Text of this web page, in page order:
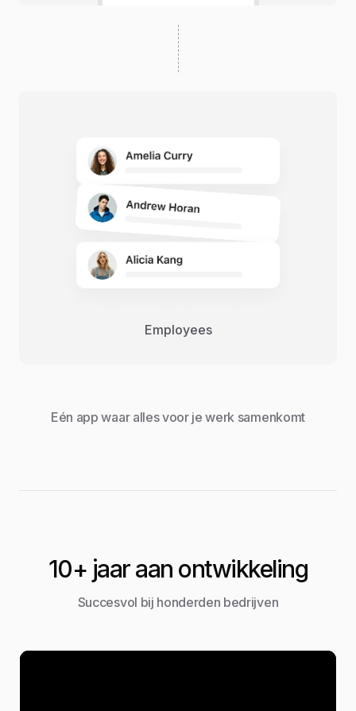
Employees
Eén app waar alles voor je werk samenkomt
10+ jaar aan ontwikkeling
Succesvol bij honderden bedrijven